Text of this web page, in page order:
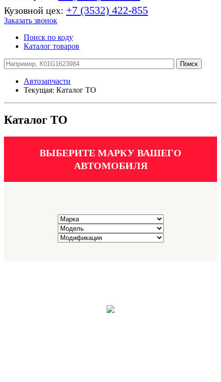
Кузовной цех: +7 (3532) 422-855
Заказать звонок
Поиск по коду
Каталог товаров
Автозапчасти
Текущая: Каталог ТО
Каталог ТО
ВЫБЕРИТЕ МАРКУ ВАШЕГО
АВТОМОБИЛЯ